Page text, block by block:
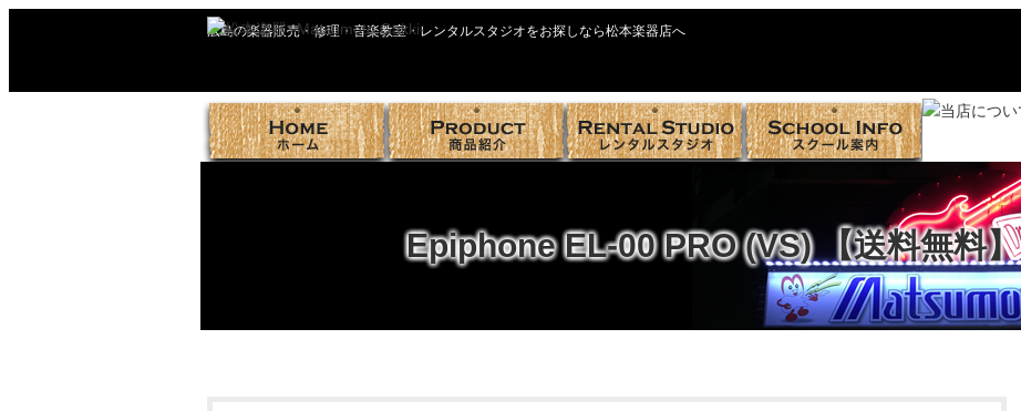
広島の楽器販売・修理・音楽教室・レンタルスタジオをお探しなら松本楽器店へ
Epiphone EL-00 PRO (VS) 【送料無料】